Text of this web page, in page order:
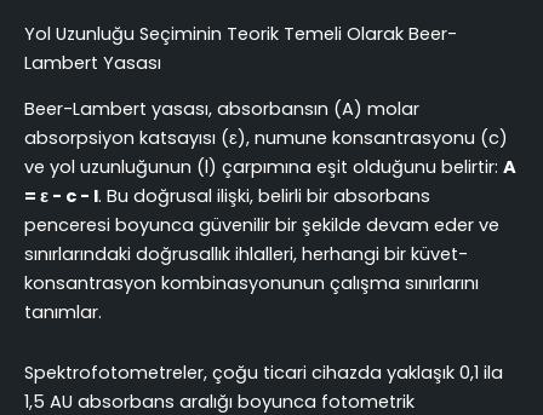
Yol Uzunluğu Seçiminin Teorik Temeli Olarak Beer-
Lambert Yasası
Beer-Lambert yasası, absorbansın (A) molar
absorpsiyon katsayısı (ε), numune konsantrasyonu (c)
ve yol uzunluğunun (l) çarpımına eşit olduğunu belirtir: A
= ε - c - l. Bu doğrusal ilişki, belirli bir absorbans
penceresi boyunca güvenilir bir şekilde devam eder ve
sınırlarındaki doğrusallık ihlalleri, herhangi bir küvet-
konsantrasyon kombinasyonunun çalışma sınırlarını
tanımlar.
Spektrofotometreler, çoğu ticari cihazda yaklaşık 0,1 ila
1,5 AU absorbans aralığı boyunca fotometrik